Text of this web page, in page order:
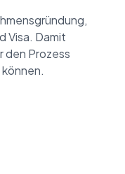
Visa. Damit
den Prozess